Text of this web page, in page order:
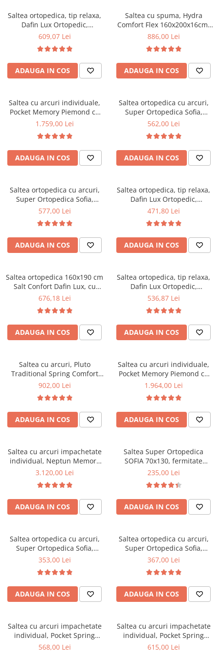
Top saltele 10 cm
Top saltele memory 5 cm
Top saltele MemoHR 6.5 cm
Saltele ieftine
Saltele cu plasa de arcuri
Saltele cu spuma
Mobilier bucatarie
Mese bucatarie
Scaune pentru bucatarie
Mobila bucatarie
Seturi mese si scaune bucatarie
Mobila hol
Suporturi si rafturi pantofi
Portmantouri
Pantofare
Seturi mobilier hol
Stender haine
Etajere
Cuiere
Mobilier gradinita
Scaune gradinita
Set mese si scaune gradinita
Mobila camera copii
Scaune birou pentru copii
Saltele patuturi copii
Masa si scaune gradinita
Saltea ortopedica, tip relaxa,
Dafin Lux Ortopedic,
140x200x21cm, fermitate
Bonell, fata vara-iarna, sistem
de aerisire cu butoni, Salt
Confort
609,07 Lei
ADAUGA IN COS
Saltea cu spuma, Hydra
Comfort Flex 160x200x16cm,
fermitate mediu spre tare,
detasabila, Saltsib
886,00 Lei
ADAUGA IN COS
Saltea cu arcuri individuale,
Pocket Memory Piemond cu
topper, 160x200x32cm,
memory foam 2,5 cm, husa
matlasata, sistem de aerisire
perimetral, greutate maxima
sustinuta 100 kg/utilizator,
1.759,00 Lei
ADAUGA IN COS
Saltea ortopedica cu arcuri,
Super Ortopedica Sofia,
130x200x20cm, fermitate
fata vara-iarna, sistem
aerisire cu butoni, Saltex
562,00 Lei
ADAUGA IN COS
Saltea ortopedica cu arcuri,
Super Ortopedica Sofia,
135x200x20cm, fermitate
fata vara-iarna, sistem
aerisire cu butoni, Saltex
577,00 Lei
ADAUGA IN COS
Saltea ortopedica, tip relaxa,
Dafin Lux Ortopedic,
120x200x21cm, fermitate
Bonell, fata vara-iarna, sistem
de aerisire cu butoni, Salt
Confort
471,80 Lei
ADAUGA IN COS
Saltea ortopedica 160x190 cm
Salt Confort Dafin Lux, cu
arcuri Bonell, fermitate
676,18 Lei
ADAUGA IN COS
Saltea ortopedica, tip relaxa,
Dafin Lux Ortopedic,
130x200x21cm, fermitate
Bonell, fata vara-iarna, sistem
de aerisire cu butoni, Salt
Confort
536,87 Lei
ADAUGA IN COS
Saltea cu arcuri, Pluto
Traditional Spring Comfort
160x200x20cm, cu plasa de
detasabila tricot,
hipoalergenica, fermitate
mediu spre tare, Saltsib
902,00 Lei
ADAUGA IN COS
Saltea cu arcuri individuale,
Pocket Memory Piemond cu
topper, 180x200x32cm,
memory foam 2,5 cm, husa
matlasata, sistem de aerisire
perimetral, greutate maxima
sustinuta 100 kg/utilizator,
1.964,00 Lei
ADAUGA IN COS
Saltea cu arcuri impachetate
individual, Neptun Memory
Pocket Comfort
confort, spuma poliuretanica
HR, memory foam 4 cm, husa
detasabila 3D, hipoalergenica,
fermitate medie, Saltsib
3.120,00 Lei
ADAUGA IN COS
Saltea Super Ortopedica
SOFIA 70x130, fermitate
medie, cu plasa arcuri tip
aerisire cu butoni, Saltex
235,00 Lei
ADAUGA IN COS
Saltea ortopedica cu arcuri,
Super Ortopedica Sofia,
70x190x20cm, fermitate
Bonell, fata vara-iarna, sistem
aerisire cu butoni, Saltex
353,00 Lei
ADAUGA IN COS
Saltea ortopedica cu arcuri,
Super Ortopedica Sofia,
80x190x20cm, fermitate
fata vara-iarna, sistem
aerisire cu butoni, Saltex
367,00 Lei
ADAUGA IN COS
Saltea cu arcuri impachetate
individual, Pocket Spring
Milano, 80x190x24cm,
568,00 Lei
Saltea cu arcuri impachetate
individual, Pocket Spring
Milano, 90x190x24cm,
615,00 Lei